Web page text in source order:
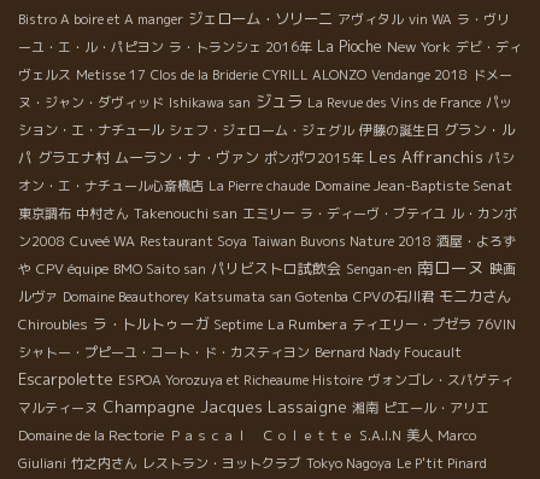
Bistro A boire et A manger ジェローム・ソリーニ アヴィタル vin WA ラ・ヴリ
ーユ・エ・ル・パピヨン ラ・トランシェ 2016年 La Pioche New York デビ・ディ
ヴェルス Metisse 17 Clos de la Briderie CYRILL ALONZO Vendange 2018 ドメー
ヌ・ジャン・ダヴィッド Ishikawa san ジュラ La Revue des Vins de France パッ
ション・エ・ナチュール シェフ・ジェローム・ジェグル 伊藤の誕生日 グラン・ル
パ グラエナ村 ムーラン・ナ・ヴァン ポンポワ2015年 Les Affranchis パシ
オン・エ・ナチュール心斎橋店 La Pierre chaude Domaine Jean-Baptiste Senat
東京調布 中村さん Takenouchi san エミリー ラ・ディーヴ・ブテイユ ル・カンボ
ン2008 Cuveé WA Restaurant Soya Taiwan Buvons Nature 2018 酒屋・よろず
や CPV équipe BMO Saito san パリビストロ試飲会 Sengan-en 南ローヌ 映画
ルヴァ Domaine Beauthorey Katsumata san Gotenba CPVの石川君 モニカさん
Chiroubles ラ・トルトゥーガ Septime La Rumbera ティエリー・プゼラ 76VIN
シャトー・プピーユ・コート・ド・カスティヨン Bernard Nady Foucault
Escarpolette ESPOA Yorozuya et Richeaume Histoire ヴォンゴレ・スパゲティ
マルティーヌ Champagne Jacques Lassaigne 湘南 ピエール・アリエ
Domaine de la Rectorie Ｐａｓｃａｌ Ｃｏｌｅｔｔｅ S.A.I.N 美人 Marco
Giuliani 竹之内さん レストラン・ヨットクラブ Tokyo Nagoya Le P'tit Pinard